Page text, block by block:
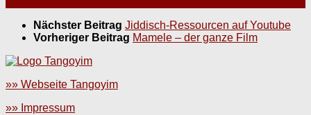
Nächster Beitrag Jiddisch-Ressourcen auf Youtube
Vorheriger Beitrag Mamele – der ganze Film
»» Webseite Tangoyim
»» Impressum